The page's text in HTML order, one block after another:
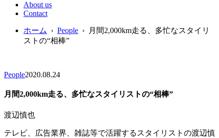
About us
Contact
ホーム › People › 月間2,000km走る、多忙なスタイリ
ストの“相棒”
People2020.08.24
月間2,000km走る、多忙なスタイリストの“相棒”
渡辺慎也
テレビ、広告業界、雑誌等で活躍するスタイリストの渡辺慎